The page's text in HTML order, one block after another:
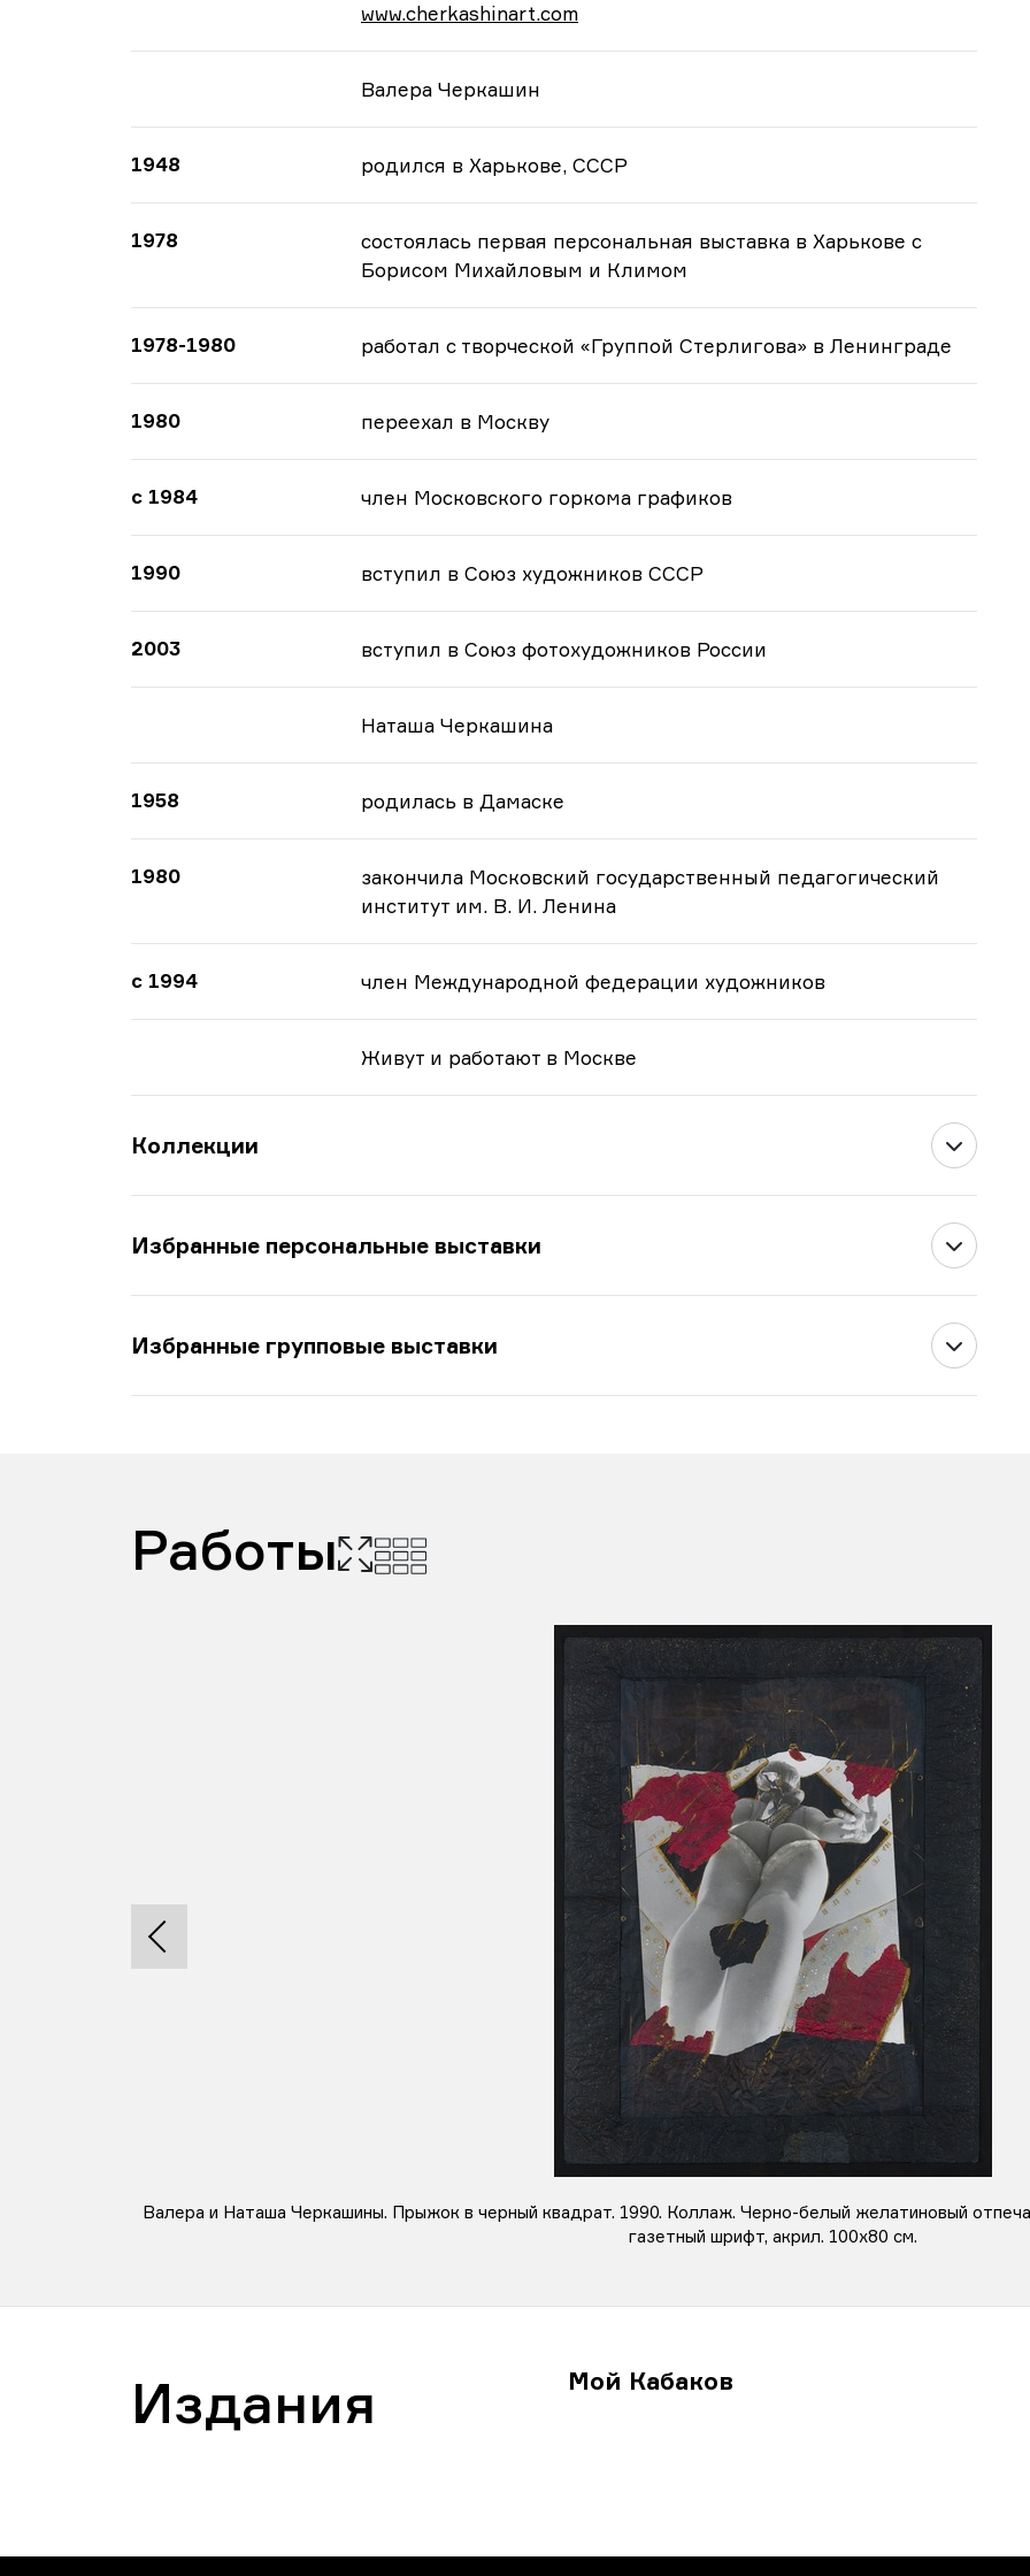
www.cherkashinart.com
Валера Черкашин
1948 родился в Харькове, СССР
1978
состоялась первая персональная выставка в Харькове с
Борисом Михайловым и Климом
1978-1980 работал с творческой «Группой Стерлигова» в Ленинграде
1980 переехал в Москву
с 1984 член Московского горкома графиков
1990 вступил в Союз художников СССР
2003 вступил в Союз фотохудожников России
Наташа Черкашина
1958 родилась в Дамаске
1980
закончила Московский государственный педагогический
институт им. В. И. Ленина
с 1994 член Международной федерации художников
Живут и работают в Москве
Коллекции
Избранные персональные выставки
Избранные групповые выставки
Работы
Валера и Наташа Черкашины. Прыжок в черный квадрат. 1990. Коллаж. Черно-белый желатиновый
газетный шрифт, акрил. 100х80 см.
Издания Мой Кабаков